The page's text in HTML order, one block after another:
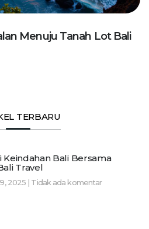
Menuju Tanah Lot Bali
TERBARU
Keindahan Bali Bersama
Travel
2025 Tidak ada komentar